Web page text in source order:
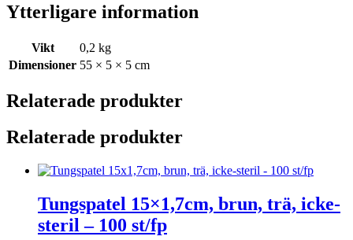
Ytterligare information
Vikt
0,2 kg
Dimensioner 55 × 5 × 5 cm
Relaterade produkter
Relaterade produkter
Tungspatel 15×1,7cm, brun, trä, icke-
steril – 100 st/fp